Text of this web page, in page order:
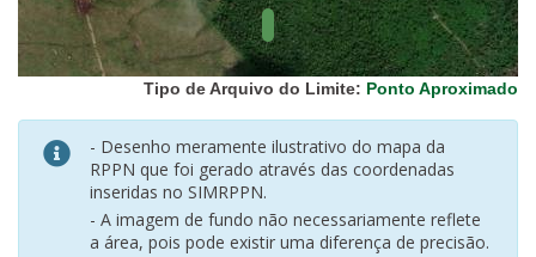
Relevo
(IBGE)
Tipo de Arquivo do Limite: Ponto Aproximado
- Desenho meramente ilustrativo do mapa da
RPPN que foi gerado através das coordenadas
inseridas no SIMRPPN.
- A imagem de fundo não necessariamente reflete
a área, pois pode existir uma diferença de precisão.